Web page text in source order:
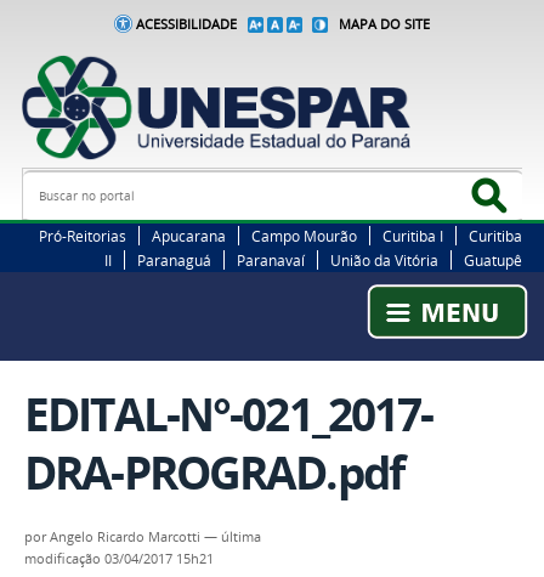
ACESSIBILIDADE MAPA DO SITE
Busca
Pró-Reitorias Apucarana Campo Mourão Curitiba I
Curitiba
II
Paranaguá Paranavaí União da Vitória Guatupê
EDITAL-N°-021_2017-
DRA-PROGRAD.pdf
porAngelo Ricardo Marcotti — última
modificação 03/04/2017 15h21